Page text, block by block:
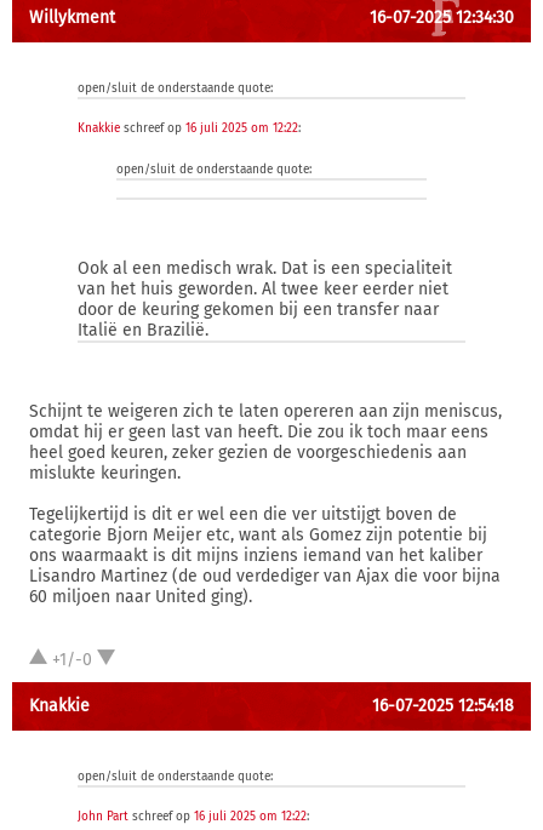
Willykment 16-07-2025 12:34:30
open/sluit de onderstaande quote:
Knakkie schreef op 16 juli 2025 om 12:22:
open/sluit de onderstaande quote:
Ook al een medisch wrak. Dat is een specialiteit
van het huis geworden. Al twee keer eerder niet
door de keuring gekomen bij een transfer naar
Italië en Brazilië.
Schijnt te weigeren zich te laten opereren aan zijn meniscus,
omdat hij er geen last van heeft. Die zou ik toch maar eens
heel goed keuren, zeker gezien de voorgeschiedenis aan
mislukte keuringen.
Tegelijkertijd is dit er wel een die ver uitstijgt boven de
categorie Bjorn Meijer etc, want als Gomez zijn potentie bij
ons waarmaakt is dit mijns inziens iemand van het kaliber
Lisandro Martinez (de oud verdediger van Ajax die voor bijna
60 miljoen naar United ging).
+1/-0
Knakkie 16-07-2025 12:54:18
open/sluit de onderstaande quote:
John Part schreef op 16 juli 2025 om 12:22: